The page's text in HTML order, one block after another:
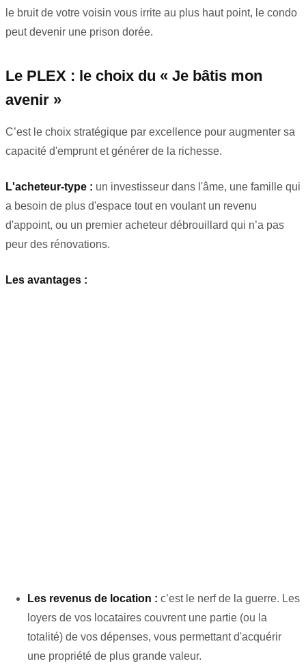
le bruit de votre voisin vous irrite au plus haut point, le condo
peut devenir une prison dorée.
Le PLEX : le choix du « Je bâtis mon
avenir »
C’est le choix stratégique par excellence pour augmenter sa
capacité d'emprunt et générer de la richesse.
L'acheteur-type : un investisseur dans l'âme, une famille qui
a besoin de plus d'espace tout en voulant un revenu
d'appoint, ou un premier acheteur débrouillard qui n’a pas
peur des rénovations.
Les avantages :
Les revenus de location : c’est le nerf de la guerre. Les
loyers de vos locataires couvrent une partie (ou la
totalité) de vos dépenses, vous permettant d'acquérir
une propriété de plus grande valeur.